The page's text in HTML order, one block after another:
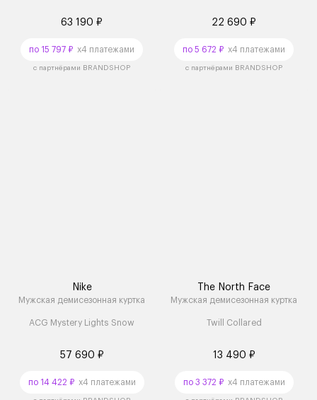
63 190 ₽
по 15 797 ₽ x4 платежами
с партнёрами BRANDSHOP
22 690 ₽
по 5 672 ₽ x4 платежами
с партнёрами BRANDSHOP
Nike
Мужская демисезонная куртка
ACG Mystery Lights Snow
57 690 ₽
по 14 422 ₽x4 платежами
The North Face
Мужская демисезонная куртка
Twill Collared
13 490 ₽
по 3 372 ₽x4 платежами